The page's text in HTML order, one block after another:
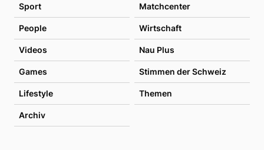
Sport Matchcenter
People Wirtschaft
Videos Nau Plus
Games Stimmen der Schweiz
Lifestyle Themen
Archiv